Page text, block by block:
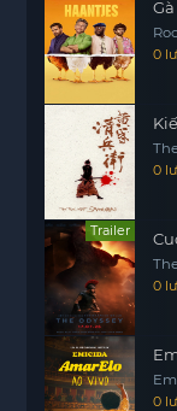
và Kisaragi
thông minh
đây và chống
Liệu họ có
bình cho
tính và hành
cuộc phiêu
0
0
Trailer
0
0